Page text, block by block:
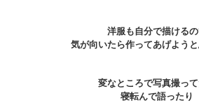
洋服も自分で描ける
気が向いたら作ってあげよう
変なところで写真撮って
寝転んで語ったり